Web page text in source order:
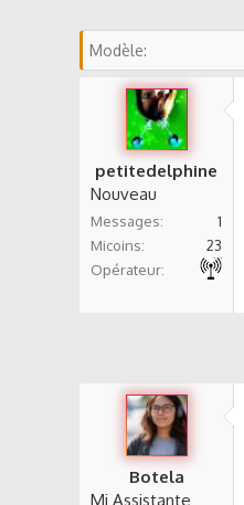
u
r
d
i
c
u
s
Modèle
petitedelphine
Nouveau
Messages
1
Micoins
23
Opérateur
Botela
Mi Assistante